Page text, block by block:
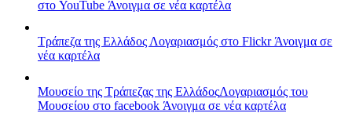
στο YouTube Άνοιγμα σε νέα καρτέλα
Τράπεζα της Ελλάδος Λογαριασμός στο FlickrΆνοιγμα σε
νέα καρτέλα
Μουσείο της Τράπεζας της ΕλλάδοςΛογαριασμός του
Μουσείου στο facebook Άνοιγμα σε νέα καρτέλα